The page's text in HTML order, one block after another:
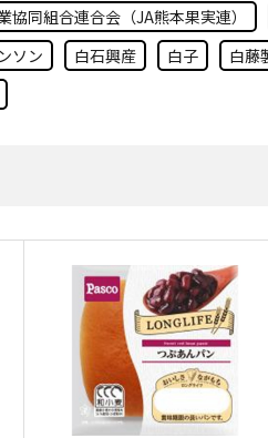
協同組合連合会（JA熊本果実連）
ソン 白石興産 白子 白藤